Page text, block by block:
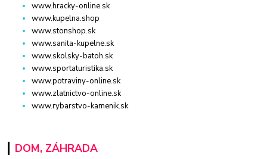
www.hracky-online.sk
www.kupelna.shop
www.stonshop.sk
www.sanita-kupelne.sk
www.skolsky-batoh.sk
www.sportaturistika.sk
www.potraviny-online.sk
www.zlatnictvo-online.sk
www.rybarstvo-kamenik.sk
DOM, ZÁHRADA